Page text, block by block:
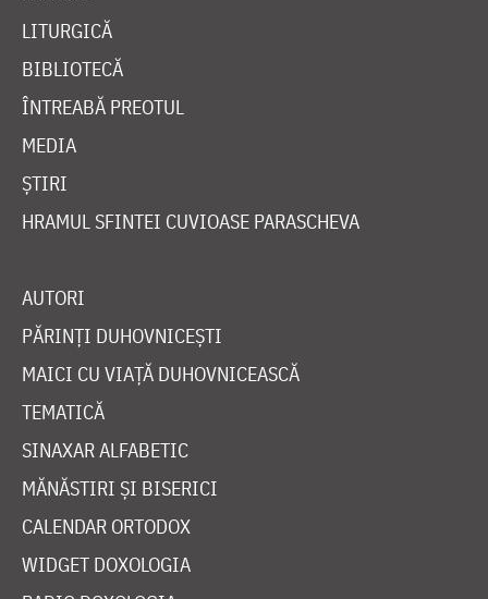
LITURGICĂ
BIBLIOTECĂ
ÎNTREABĂ PREOTUL
MEDIA
ȘTIRI
HRAMUL SFINTEI CUVIOASE PARASCHEVA
AUTORI
PĂRINȚI DUHOVNICEȘTI
MAICI CU VIAȚĂ DUHOVNICEASCĂ
TEMATICĂ
SINAXAR ALFABETIC
MĂNĂSTIRI ȘI BISERICI
CALENDAR ORTODOX
WIDGET DOXOLOGIA